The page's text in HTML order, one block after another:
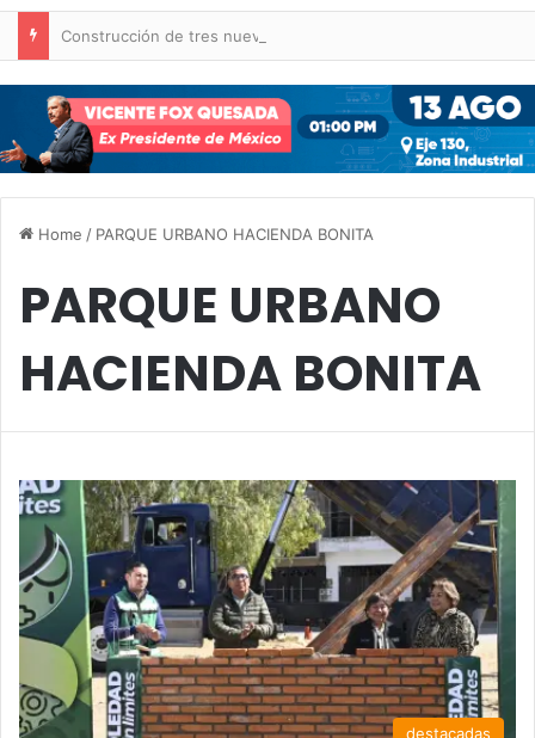
Home / PARQUE URBANO HACIENDA BONITA
PARQUE URBANO
HACIENDA BONITA
destacadas